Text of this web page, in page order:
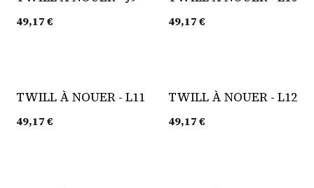
49,17€ 49,17€
TWILL À NOUER - L11
49,17€
TWILL À NOUER - L12
49,17€